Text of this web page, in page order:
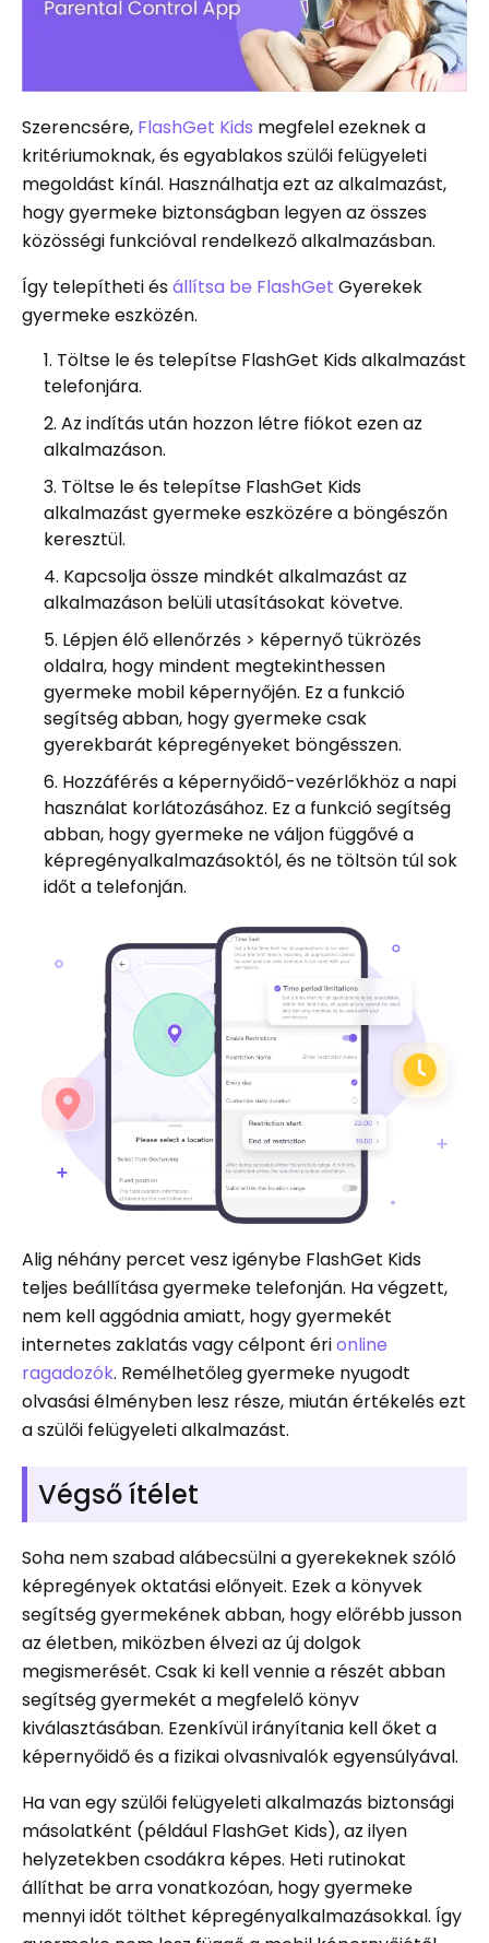
Szerencsére, FlashGet Kids megfelel ezeknek a
kritériumoknak, és egyablakos szülői felügyeleti
megoldást kínál. Használhatja ezt az alkalmazást,
hogy gyermeke biztonságban legyen az összes
közösségi funkcióval rendelkező alkalmazásban.
Így telepítheti ésállítsa be FlashGet Gyerekek
gyermeke eszközén.
Töltse le és telepítse FlashGet Kids alkalmazást
telefonjára.
Az indítás után hozzon létre fiókot ezen az
alkalmazáson.
Töltse le és telepítse FlashGet Kids
alkalmazást gyermeke eszközére a böngészőn
keresztül.
Kapcsolja össze mindkét alkalmazást az
alkalmazáson belüli utasításokat követve.
Lépjen élő ellenőrzés > képernyő tükrözés
oldalra, hogy mindent megtekinthessen
gyermeke mobil képernyőjén. Ez a funkció
segítség abban, hogy gyermeke csak
gyerekbarát képregényeket böngésszen.
Hozzáférés a képernyőidő-vezérlőkhöz a napi
használat korlátozásához. Ez a funkció segítség
abban, hogy gyermeke ne váljon függővé a
képregényalkalmazásoktól, és ne töltsön túl sok
időt a telefonján.
Alig néhány percet vesz igénybe FlashGet Kids
teljes beállítása gyermeke telefonján. Ha végzett,
nem kell aggódnia amiatt, hogy gyermekét
internetes zaklatás vagy célpont érionline
ragadozók. Remélhetőleg gyermeke nyugodt
olvasási élményben lesz része, miután értékelés ezt
a szülői felügyeleti alkalmazást.
Végső ítélet
Soha nem szabad alábecsülni a gyerekeknek szóló
képregények oktatási előnyeit. Ezek a könyvek
segítség gyermekének abban, hogy előrébb jusson
az életben, miközben élvezi az új dolgok
megismerését. Csak ki kell vennie a részét abban
segítség gyermekét a megfelelő könyv
kiválasztásában. Ezenkívül irányítania kell őket a
képernyőidő és a fizikai olvasnivalók egyensúlyával.
Ha van egy szülői felügyeleti alkalmazás biztonsági
másolatként (például FlashGet Kids), az ilyen
helyzetekben csodákra képes. Heti rutinokat
állíthat be arra vonatkozóan, hogy gyermeke
mennyi időt tölthet képregényalkalmazásokkal. Így